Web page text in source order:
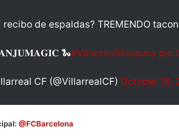
recibo de espaldas? TREMENDO
🐍#VillarrealOsasuna
CF (@VillarrealCF) October 18,
@FCBarcelona